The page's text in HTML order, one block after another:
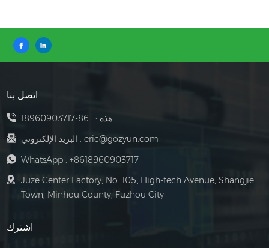
اتصل بنا
هذه :+86-18960903717
البريد الإلكتروني : eric@gozyun.com
WhatsApp : +8618960903717
Juze Center Factory, No. 105, High-tech Avenue, Shangjie
Town, Minhou County, Fuzhou City
اشترك